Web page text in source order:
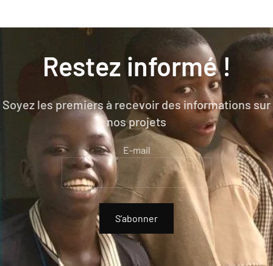
Restez informé !
Soyez les premiers à recevoir des informations sur
nos projets
E-mail
S’abonner